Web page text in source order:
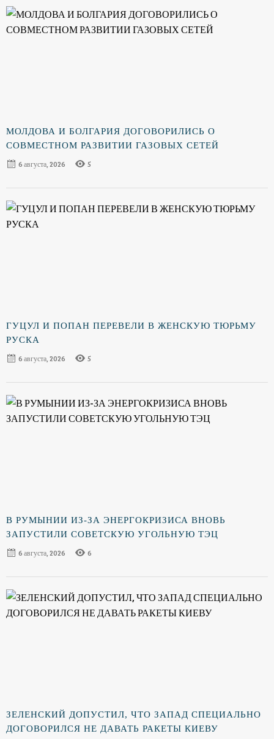
МОЛДОВА И БОЛГАРИЯ ДОГОВОРИЛИСЬ О
СОВМЕСТНОМ РАЗВИТИИ ГАЗОВЫХ СЕТЕЙ
6 августа, 2026
5
ГУЦУЛ И ПОПАН ПЕРЕВЕЛИ В ЖЕНСКУЮ ТЮРЬМУ
РУСКА
6 августа, 2026
5
В РУМЫНИИ ИЗ-ЗА ЭНЕРГОКРИЗИСА ВНОВЬ
ЗАПУСТИЛИ СОВЕТСКУЮ УГОЛЬНУЮ ТЭЦ
6 августа, 2026
6
ЗЕЛЕНСКИЙ ДОПУСТИЛ, ЧТО ЗАПАД СПЕЦИАЛЬНО
ДОГОВОРИЛСЯ НЕ ДАВАТЬ РАКЕТЫ КИЕВУ